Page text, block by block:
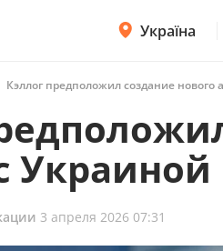
Україна
Кэллог предположил создание
3 апреля 2026 07:31